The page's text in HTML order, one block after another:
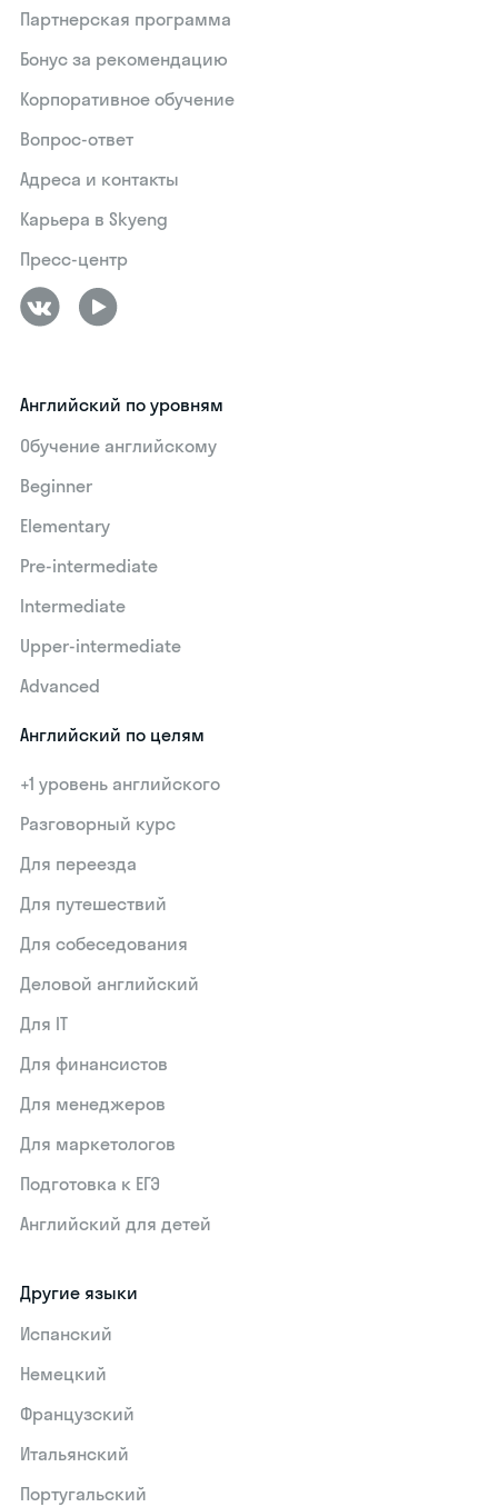
Партнерская программа
Бонус за рекомендацию
Корпоративное обучение
Вопрос-ответ
Адреса и контакты
Карьера в Skyeng
Пресс-центр
Английский по уровням
Обучение английскому
Beginner
Elementary
Pre-intermediate
Intermediate
Upper-intermediate
Advanced
Английский по целям
+1 уровень английского
Разговорный курс
Для переезда
Для путешествий
Для собеседования
Деловой английский
Для IT
Для финансистов
Для менеджеров
Для маркетологов
Подготовка к ЕГЭ
Английский для детей
Другие языки
Испанский
Немецкий
Французский
Итальянский
Португальский